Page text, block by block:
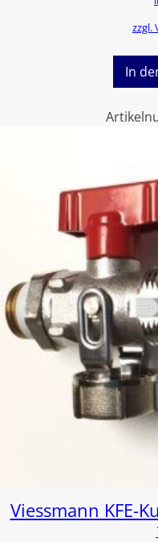
zzgl.
In
Viessmann KFE-